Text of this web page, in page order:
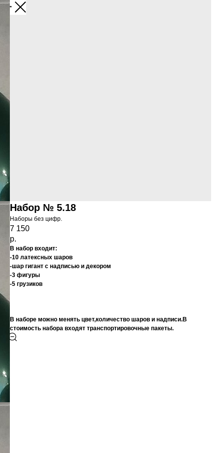
Набор № 5.18
Наборы без цифр.
7 150
р.
В набор входит:
-10 латексных шаров
-шар гигант с надписью и декором
-3 фигуры
-5 грузиков
В наборе можно менять цвет,количество шаров и надписи.В
стоимость набора входят транспортировочные пакеты.